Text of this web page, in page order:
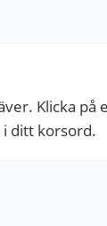
Klicka
i ditt korsord.